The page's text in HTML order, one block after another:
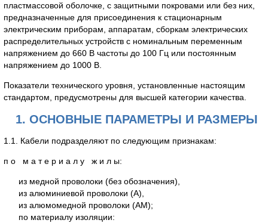
пластмассовой оболочке, с защитными покровами или без них,
предназначенные для присоединения к стационарным
электрическим приборам, аппаратам, сборкам электрических
распределительных устройств с номинальным переменным
напряжением до 660 В частоты до 100 Гц или постоянным
напряжением до 1000 В.
Показатели технического уровня, установленные настоящим
стандартом, предусмотрены для высшей категории качества.
1. ОСНОВНЫЕ ПАРАМЕТРЫ И РАЗМЕРЫ
1.1. Кабели подразделяют по следующим признакам:
п о м а т е р и а л у ж и л ы:
из медной проволоки (без обозначения),
из алюминиевой проволоки (А),
из алюмомедной проволоки (АМ);
по материалу изоляции: